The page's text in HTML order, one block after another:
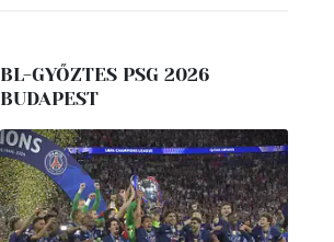
BL-GYŐZTES PSG 2026
BUDAPEST